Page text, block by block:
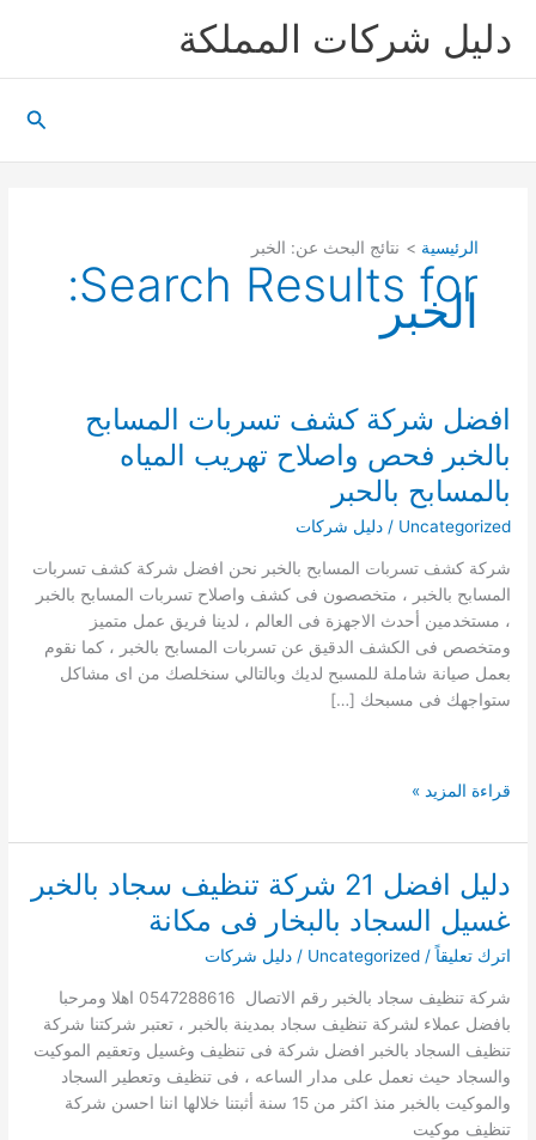
دليل شركات المملكة
الرئيسية نتائج البحث عن: الخبر
Search Results for:
الخبر
افضل شركة كشف تسربات المسابح
بالخبر فحص واصلاح تهريب المياه
بالمسابح بالحبر
Uncategorized
/دليل شركات
شركة كشف تسربات المسابح بالخبر نحن افضل شركة كشف تسربات
المسابح بالخبر ، متخصصون فى كشف واصلاح تسربات المسابح بالخبر
، مستخدمين أحدث الاجهزة فى العالم ، لدينا فريق عمل متميز
ومتخصص فى الكشف الدقيق عن تسربات المسابح بالخبر ، كما نقوم
بعمل صيانة شاملة للمسبح لديك وبالتالي سنخلصك من اى مشاكل
ستواجهك فى مسبحك […]
افضل
كشف
تسربات
المسابح
بالخبر
فحص
تهريب
المياه
بالمسابح
بالحبر
قراءة المزيد »
دليل افضل 21 شركة تنظيف سجاد بالخبر
غسيل السجاد بالبخار فى مكانة
اترك تعليقاً /
Uncategorized
/دليل شركات
شركة تنظيف سجاد بالخبر رقم الاتصال 0547288616 اهلا ومرحبا
بافضل عملاء لشركة تنظيف سجاد بمدينة بالخبر ، تعتبر شركتنا شركة
تنظيف السجاد بالخبر افضل شركة فى تنظيف وغسيل وتعقيم الموكيت
والسجاد حيث نعمل على مدار الساعه ، فى تنظيف وتعطير السجاد
والموكيت بالخبر منذ اكثر من 15 سنة أثبتنا خلالها اننا احسن شركة
تنظيف موكيت